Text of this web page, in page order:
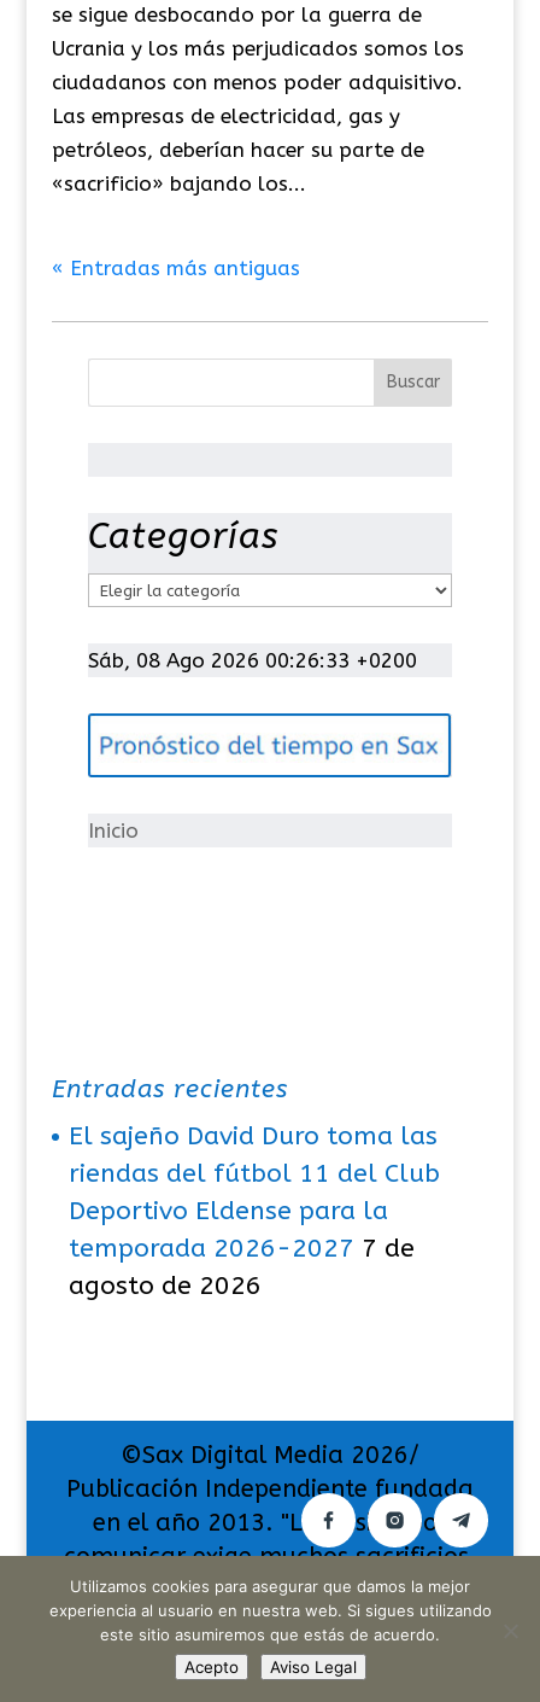
se sigue desbocando por la guerra de
Ucrania y los más perjudicados somos los
ciudadanos con menos poder adquisitivo.
Las empresas de electricidad, gas y
petróleos, deberían hacer su parte de
«sacrificio» bajando los...
« Entradas más antiguas
Categorías
t
g
í
Sáb, 08 Ago 2026 00:26:33 +0200
Inicio
Entradas recientes
El sajeño David Duro toma las
riendas del fútbol 11 del Club
Deportivo Eldense para la
temporada 2026-2027 7 de
agosto de 2026
©Sax Digital Media 2026/
Publicación Independiente fundada
en el año 2013. "La pasión por
comunicar exige muchos sacrificios,
pero también da muchas
satisfacciones".
Utilizamos cookies para asegurar que damos la mejor
experiencia al usuario en nuestra web. Si sigues utilizando
este sitio asumiremos que estás de acuerdo.
Acepto
Aviso Legal